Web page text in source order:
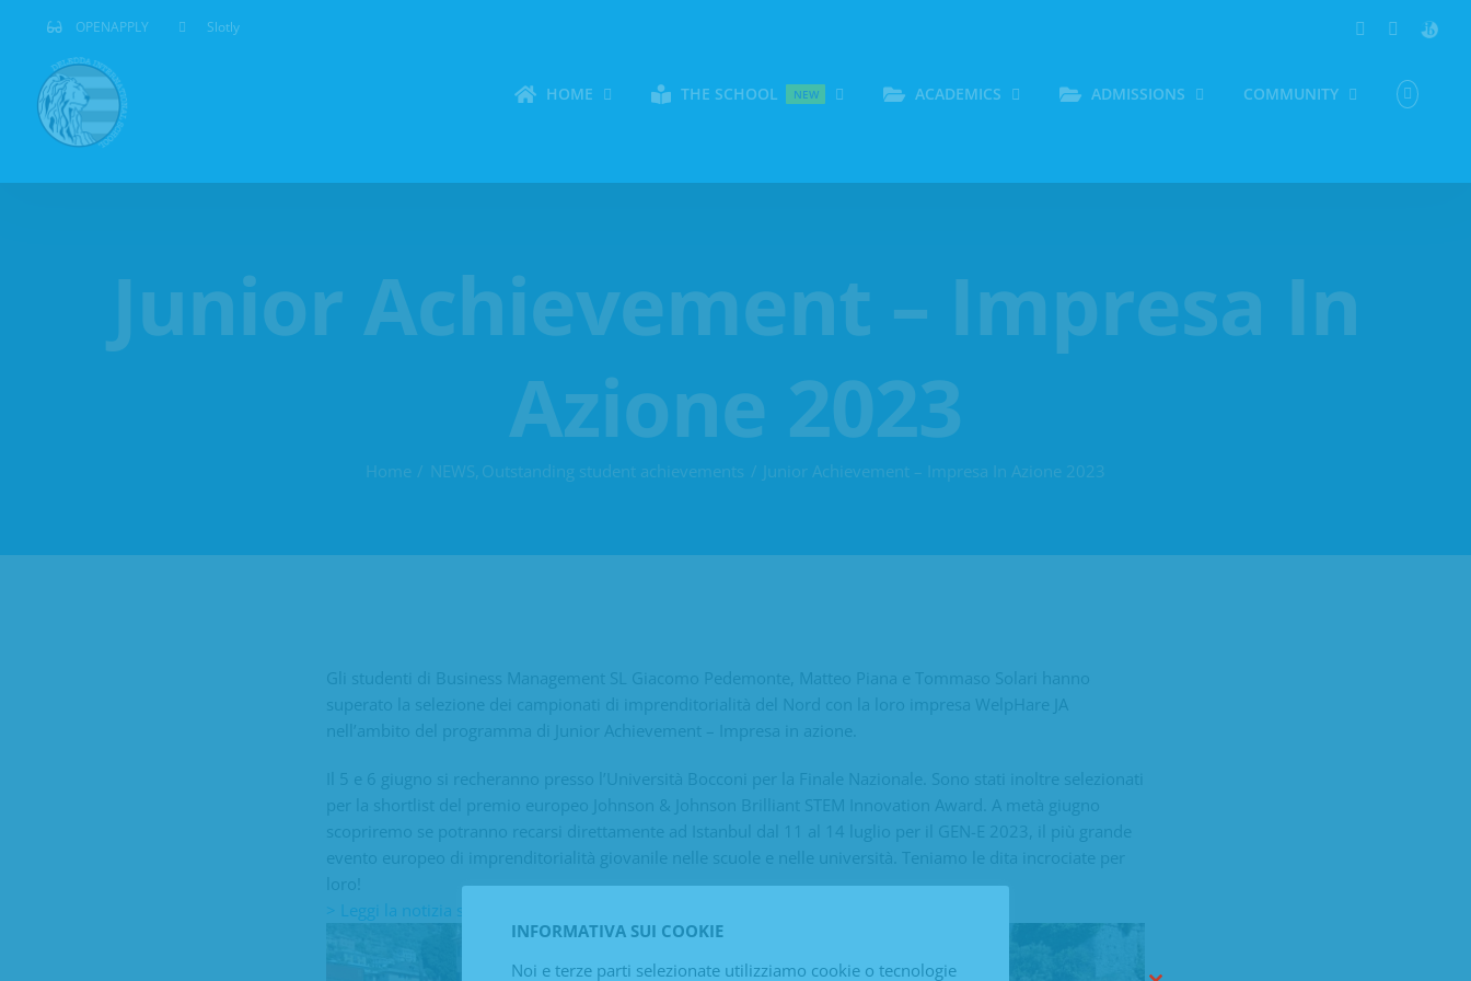
contenuto
OPENAPPLY Slotly LinkedInYouTube
HOME THE SCHOOL NEW ACADEMICS ADMISSIONS COMMUNITY
Junior Achievement – Impresa In
Azione 2023
Home NEWS Outstanding student achievements Junior Achievement – Impresa In Azione 2023
> Leggi la notizia su La Voce di Genova <
INFORMATIVA SUI COOKIE
Noi e terze parti selezionate utilizziamo cookie o tecnologie